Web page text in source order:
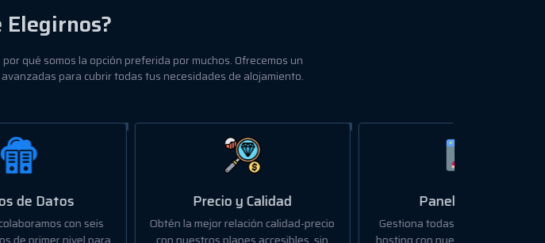
Elegirnos?
qué somos la opción preferida por muchos. Ofrecemos un
para cubrir todas tus necesidades de alojamiento.
Obtén la mejor relación calidad-precio
Gestiona todas tus necesidades de